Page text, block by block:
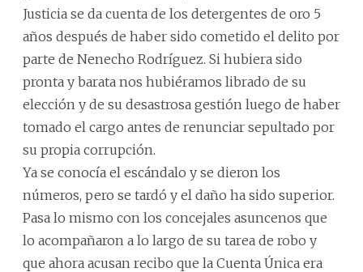
Justicia se da cuenta de los detergentes de oro 5
años después de haber sido cometido el delito por
parte de Nenecho Rodríguez. Si hubiera sido
pronta y barata nos hubiéramos librado de su
elección y de su desastrosa gestión luego de haber
tomado el cargo antes de renunciar sepultado por
su propia corrupción.
Ya se conocía el escándalo y se dieron los
números, pero se tardó y el daño ha sido superior.
Pasa lo mismo con los concejales asuncenos que
lo acompañaron a lo largo de su tarea de robo y
que ahora acusan recibo que la Cuenta Única era